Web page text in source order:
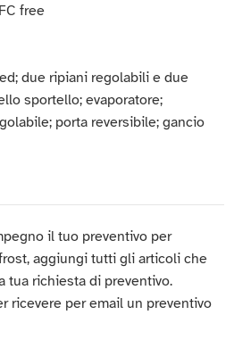
free
due ripiani regolabili e due
sportello; evaporatore;
porta reversibile; gancio
il tuo preventivo per
aggiungi tutti gli articoli che
tua richiesta di preventivo.
ricevere per email un preventivo